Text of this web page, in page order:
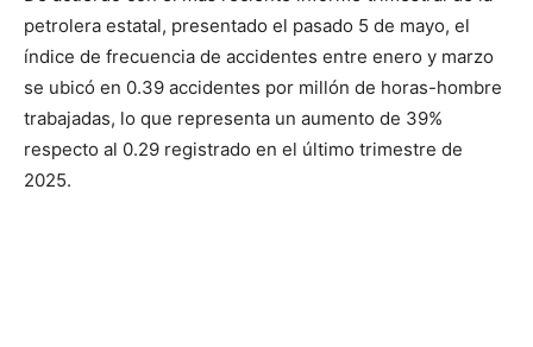
petrolera estatal, presentado el pasado 5 de mayo, el
índice de frecuencia de accidentes entre enero y marzo
se ubicó en 0.39 accidentes por millón de horas-hombre
trabajadas, lo que representa un aumento de 39%
respecto al 0.29 registrado en el último trimestre de
2025.